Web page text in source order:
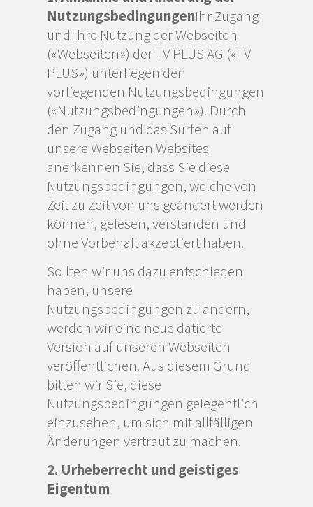
NutzungsbedingungenIhr Zugang
und Ihre Nutzung der Webseiten
(«Webseiten») der TV PLUS AG («TV
PLUS») unterliegen den
vorliegenden Nutzungsbedingungen
(«Nutzungsbedingungen»). Durch
den Zugang und das Surfen auf
unsere Webseiten Websites
anerkennen Sie, dass Sie diese
Nutzungsbedingungen, welche von
Zeit zu Zeit von uns geändert werden
können, gelesen, verstanden und
ohne Vorbehalt akzeptiert haben.
Sollten wir uns dazu entschieden
haben, unsere
Nutzungsbedingungen zu ändern,
werden wir eine neue datierte
Version auf unseren Webseiten
veröffentlichen. Aus diesem Grund
bitten wir Sie, diese
Nutzungsbedingungen gelegentlich
einzusehen, um sich mit allfälligen
Änderungen vertraut zu machen.
2. Urheberrecht und geistiges
Eigentum